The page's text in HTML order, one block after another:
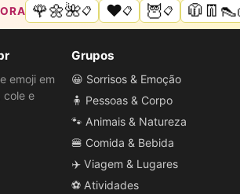
🌹🌼🌺📋 ❤️📋 🦉📋
emoji em
e
Grupos
😀 Sorrisos & Emoção
🧍 Pessoas & Corpo
🐾 Animais & Natureza
🍔 Comida & Bebida
✈️ Viagem & Lugares
⚽ Atividades